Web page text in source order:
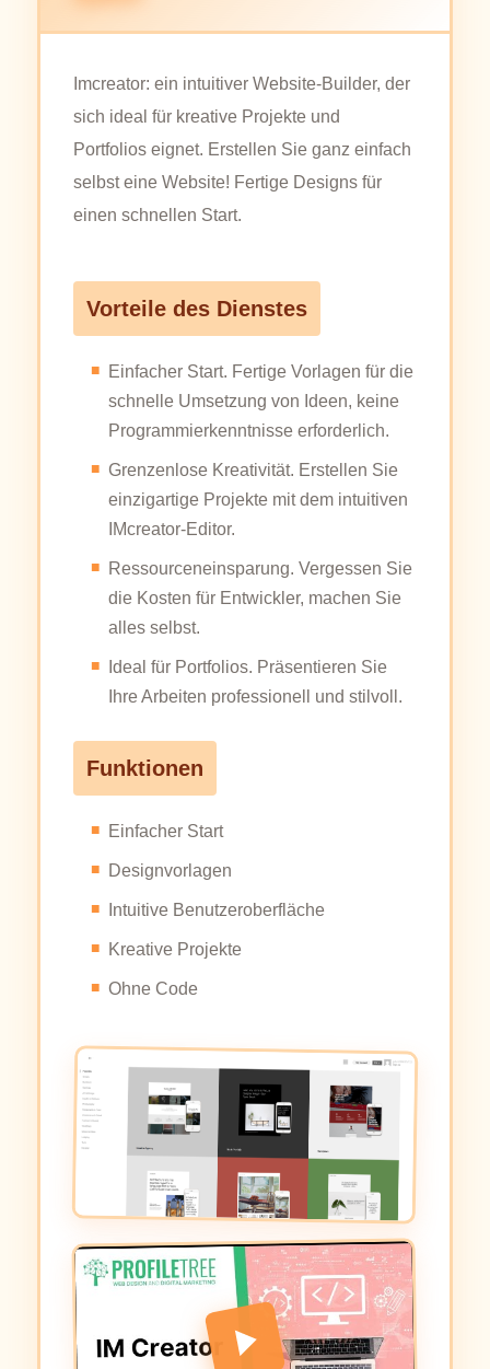
Imcreator: ein intuitiver Website-Builder, der
sich ideal für kreative Projekte und
Portfolios eignet. Erstellen Sie ganz einfach
selbst eine Website! Fertige Designs für
einen schnellen Start.
Vorteile des Dienstes
Einfacher Start. Fertige Vorlagen für die
schnelle Umsetzung von Ideen, keine
Programmierkenntnisse erforderlich.
Grenzenlose Kreativität. Erstellen Sie
einzigartige Projekte mit dem intuitiven
IMcreator-Editor.
Ressourceneinsparung. Vergessen Sie
die Kosten für Entwickler, machen Sie
alles selbst.
Ideal für Portfolios. Präsentieren Sie
Ihre Arbeiten professionell und stilvoll.
Funktionen
Einfacher Start
Designvorlagen
Intuitive Benutzeroberfläche
Kreative Projekte
Ohne Code